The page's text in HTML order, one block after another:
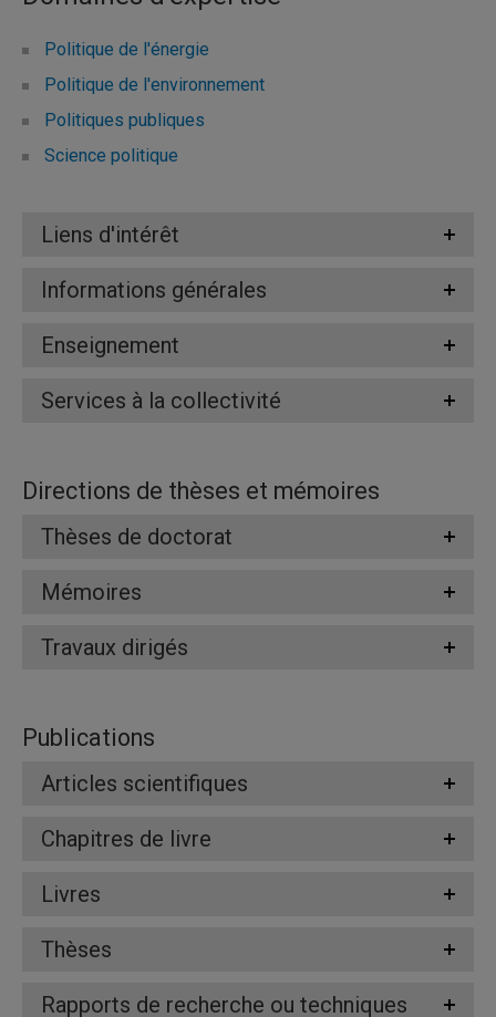
Politique de l'énergie
Politique de l'environnement
Politiques publiques
Science politique
Liens d'intérêt
Informations générales
Enseignement
Services à la collectivité
Directions de thèses et mémoires
Thèses de doctorat
Mémoires
Travaux dirigés
Publications
Articles scientifiques
Chapitres de livre
Livres
Thèses
Rapports de recherche ou techniques